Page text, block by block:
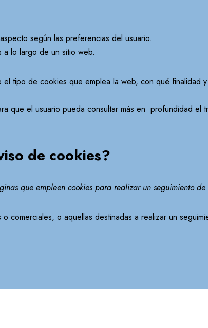
según las preferencias del usuario.
a lo largo de un sitio web.
el tipo de cookies que emplea la web, con qué finalidad
que el usuario pueda consultar más en profundidad el
de cookies?
que empleen cookies para realizar un seguimiento
comerciales, o aquellas destinadas a realizar un